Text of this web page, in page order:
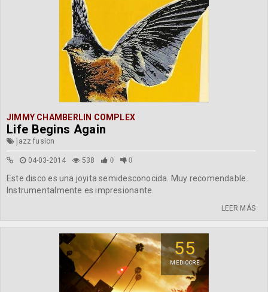
JIMMY CHAMBERLIN COMPLEX
Life Begins Again
jazz fusion
04-03-2014 538 0 0
Este disco es una joyita semidesconocida. Muy recomendable.
Instrumentalmente es impresionante.
LEER MÁS
55
MEDIOCRE